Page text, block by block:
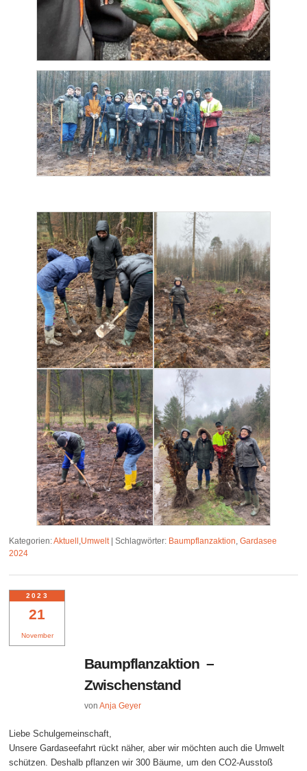
Kategorien:Aktuell ,Umwelt |Schlagwörter: Baumpflanzaktion,Gardasee
2024
21
November
2023
Baumpflanzaktion –
Zwischenstand
vonAnja Geyer
Liebe Schulgemeinschaft,
Unsere Gardaseefahrt rückt näher, aber wir möchten auch die Umwelt
schützen. Deshalb pflanzen wir 300 Bäume, um den CO2-Ausstoß